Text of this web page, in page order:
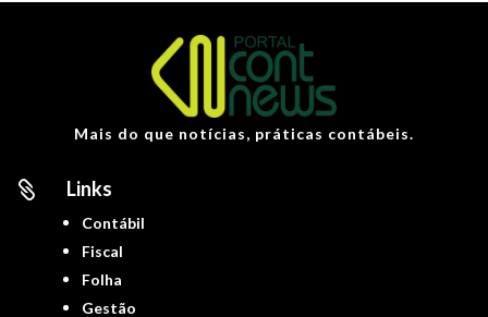
Mais do que notícias, práticas contábeis.
 Links
Contábil
Fiscal
Folha
Gestão